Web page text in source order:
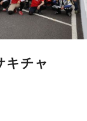
キチャ